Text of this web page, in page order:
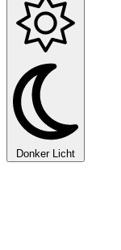
Donker Licht